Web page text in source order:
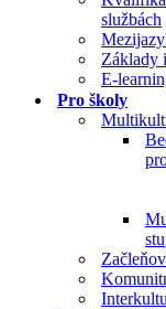
službách
Základy
E-
Pro školy